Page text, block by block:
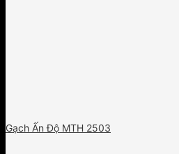
Gạch Ấn Độ MTH 2503